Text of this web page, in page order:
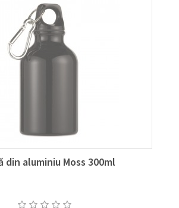
din aluminiu Moss 300ml